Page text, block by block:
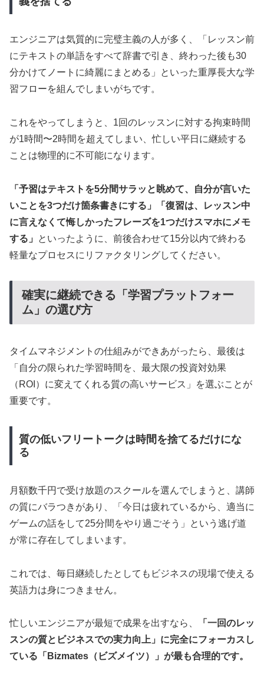
エンジニアは気質的に完璧主義の人が多く、「レッスン前
にテキストの単語をすべて辞書で引き、終わった後も30
分かけてノートに綺麗にまとめる」といった重厚長大な学
習フローを組んでしまいがちです。
これをやってしまうと、1回のレッスンに対する拘束時間
が1時間〜2時間を超えてしまい、忙しい平日に継続する
ことは物理的に不可能になります。
「予習はテキストを5分間サラッと眺めて、自分が言いた
いことを3つだけ箇条書きにする」「復習は、レッスン中
に言えなくて悔しかったフレーズを1つだけスマホにメモ
する」
といったように、前後合わせて15分以内で終わる
軽量なプロセスにリファクタリングしてください。
確実に継続できる「学習プラットフォー
ム」の選び方
タイムマネジメントの仕組みができあがったら、最後は
「自分の限られた学習時間を、最大限の投資対効果
（ROI）に変えてくれる質の高いサービス」を選ぶことが
重要です。
質の低いフリートークは時間を捨てるだけにな
る
月額数千円で受け放題のスクールを選んでしまうと、講師
の質にバラつきがあり、「今日は疲れているから、適当に
ゲームの話をして25分間をやり過ごそう」という逃げ道
が常に存在してしまいます。
これでは、毎日継続したとしてもビジネスの現場で使える
英語力は身につきません。
忙しいエンジニアが最短で成果を出すなら、
「一回のレッ
スンの質とビジネスでの実力向上」に完全にフォーカスし
ている「Bizmates（ビズメイツ）」が最も合理的です。